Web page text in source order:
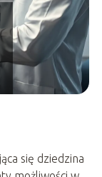
się dziedzina